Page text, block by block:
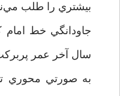
بيشتري را طلب
جاودانگي خط امام
سال آخر عمر
به صورتي محوري